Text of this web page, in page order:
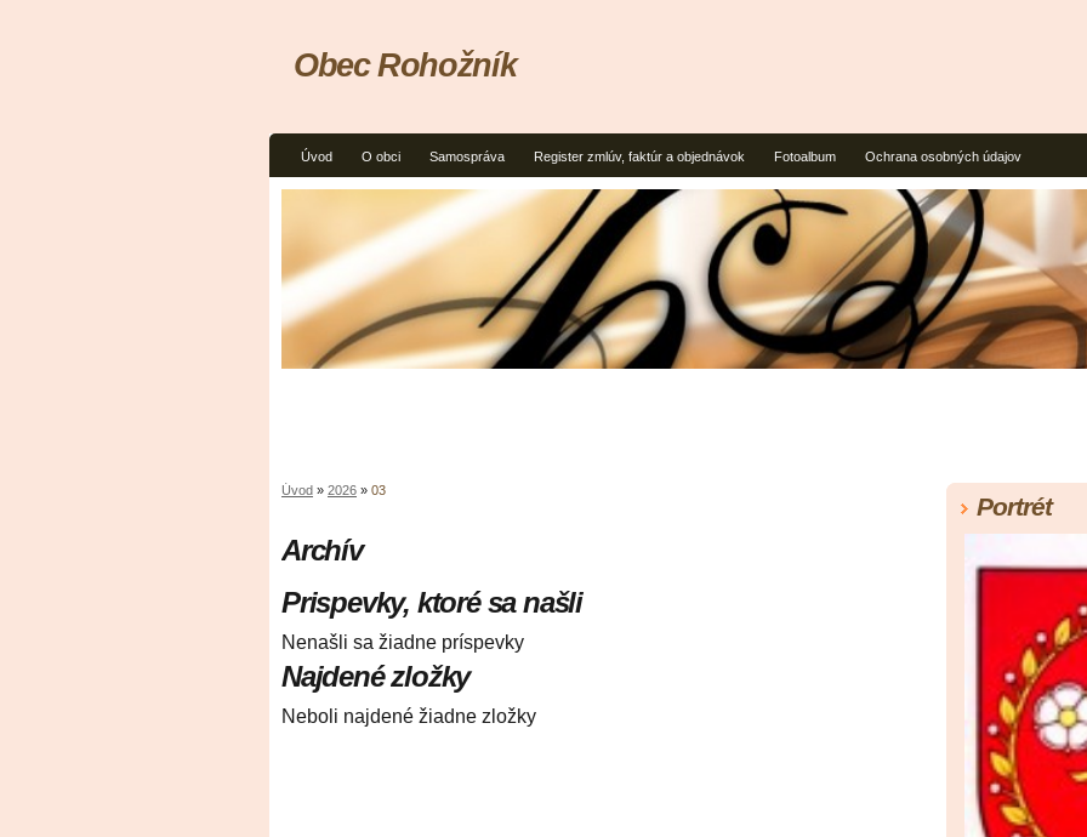
Úvod O obci Samospráva Register zmlúv, faktúr a objednávok Fotoalbum Ochrana osobných údajov
Obec Rohožník
Úvod » 2026 » 03
Archív
Prispevky, ktoré sa našli
Nenašli sa žiadne príspevky
Najdené zložky
Neboli najdené žiadne zložky
Portrét